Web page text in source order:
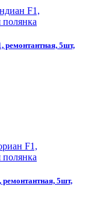
ремонтантная, 5шт,
5шт,